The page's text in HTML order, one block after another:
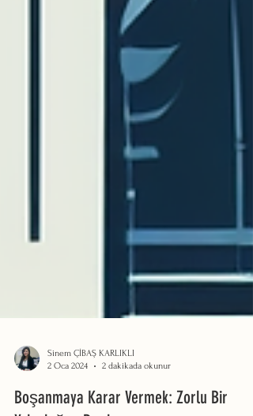
Sinem ÇİBAŞ KARLIKLI